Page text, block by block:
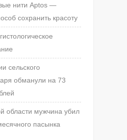
нити Aptos —
сохранить красоту
сельского
обманули на 73
области мужчина убил
пасынка